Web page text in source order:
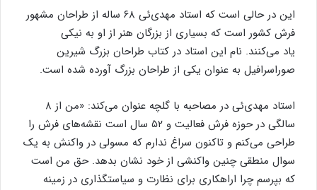
این در حالی است که استاد مهدی‌ئی ۶۸ ساله از طراحان مشهور
فرش کشور است که بسیاری از بزرگان هنر از او به نیکی
یاد می‌کنند. نام این استاد در کتاب طراحان بزرگ شیرین
صوراسرافیل به عنوان یکی از طراحان بزرگ آورده شده است.
استاد مهدی‌ئی در مصاحبه با گلچه عنوان می‌کند: «من از ۸
سالگی در حوزه فرش فعالیت و ۵۲ سال است نقشه‌های فرش را
طراحی می‌کنم و تاکنون سراغ ندارم که مسولی در واکنش به یک
سوال منطقی چنین واکنشی از خود نشان بدهد.حق من است
که بپرسم چرا اراهکاری برای نظارت و سیاستگذاری در زمینه